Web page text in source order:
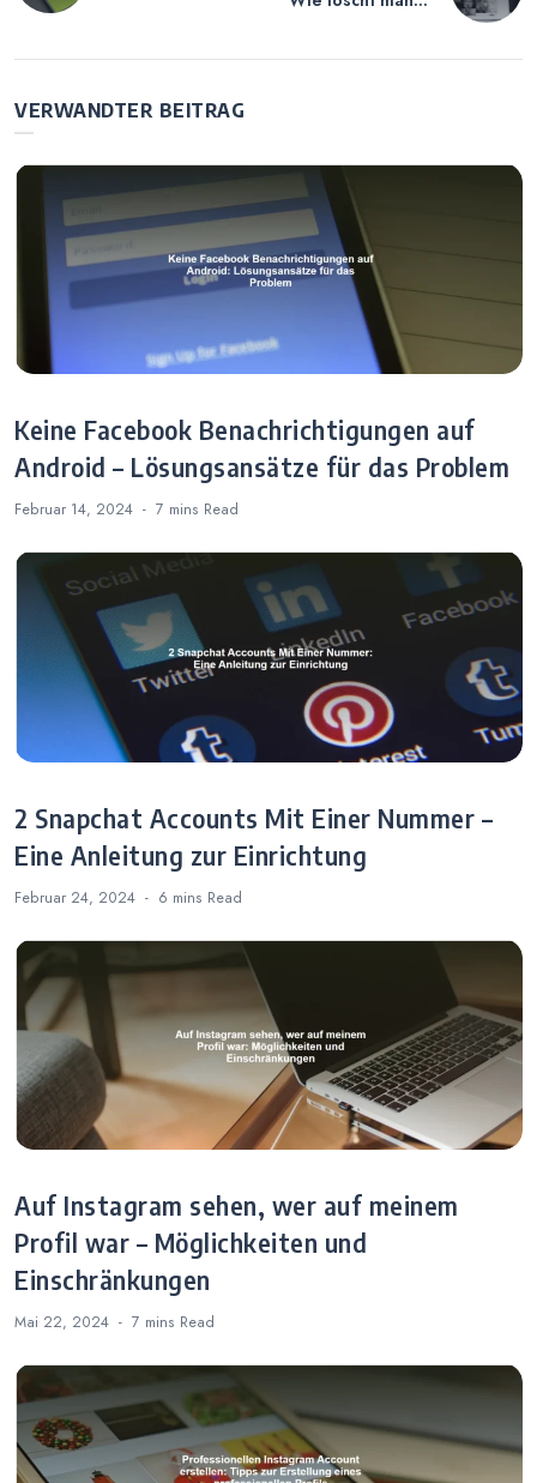
VERWANDTER BEITRAG
Keine Facebook Benachrichtigungen auf
Android – Lösungsansätze für das Problem
Februar 14, 2024 7 mins Read
2 Snapchat Accounts Mit Einer Nummer –
Eine Anleitung zur Einrichtung
Februar 24, 2024 6 mins Read
Auf Instagram sehen, wer auf meinem
Profil war – Möglichkeiten und
Einschränkungen
Mai 22, 2024 7 mins Read